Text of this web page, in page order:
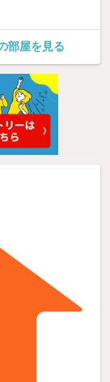
部屋を見る